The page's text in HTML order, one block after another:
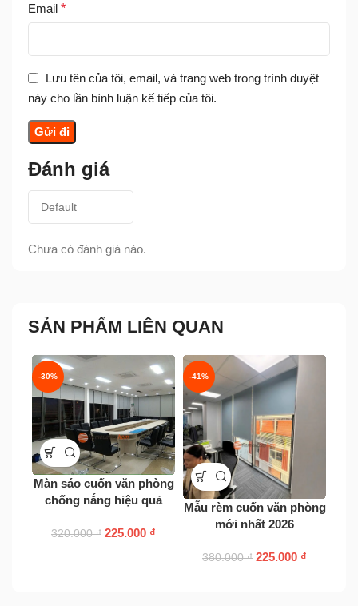
Đánh giá
Chưa có đánh giá nào.
Email *
Lưu tên của tôi, email, và trang web trong trình duyệt
này cho lần bình luận kế tiếp của tôi.
SẢN PHẨM LIÊN QUAN
-30%
Màn sáo cuốn văn phòng
chống nắng hiệu quả
320.000₫ 225.000 ₫
-41%
Mẫu rèm cuốn văn phòng
mới nhất 2026
380.000₫ 225.000 ₫